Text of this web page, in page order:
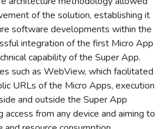
of the solution, establishing it
software developments within the
integration of the first Micro App
capability of the Super App.
such as WebView, which facilitated
URLs of the Micro Apps, execution
and outside the Super App
access from any device and aiming to